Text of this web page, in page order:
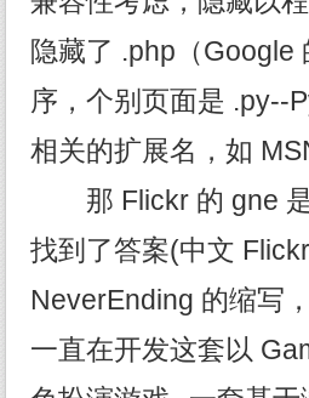
隐藏了 .php（Google
序，个别页面是 .py--
相关的扩展名，如
那 Flickr 的 gne 是
找到了答案(中文
NeverEnding 的缩写
一直在开发这套以